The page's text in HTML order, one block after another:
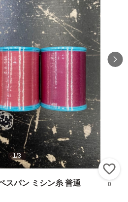
1/3
スパン ミシン糸 普通
0